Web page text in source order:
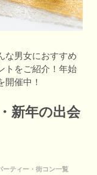
な男女におすすめ
トをご紹介！年始
開催中！
新年の出会
ーティー・街コン一覧